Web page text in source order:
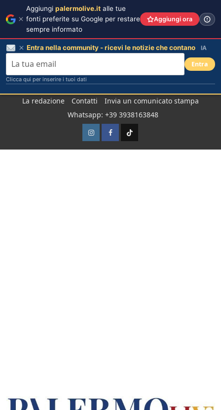
La redazione Contatti
Invia un comunicato stampa
Whatsapp: +39 3938163848
InstagramFacebook
TikTok
Aggiungi palermolive.it alle tue
fonti preferite su Google per restare
sempre informato
Aggiungi ora
Entra nella community - ricevi le notizie che contano IA
Entra
Clicca qui per inserire i tuoi dati